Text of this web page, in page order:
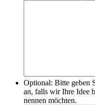
Optional: Bitte geben
an, falls wir Ihre Idee
nennen möchten.